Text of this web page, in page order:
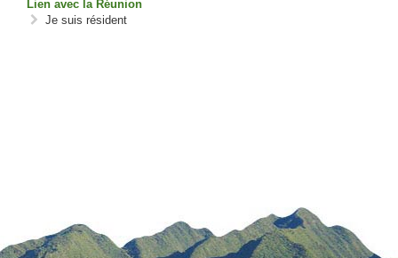
Lien avec la Réunion
Je suis résident